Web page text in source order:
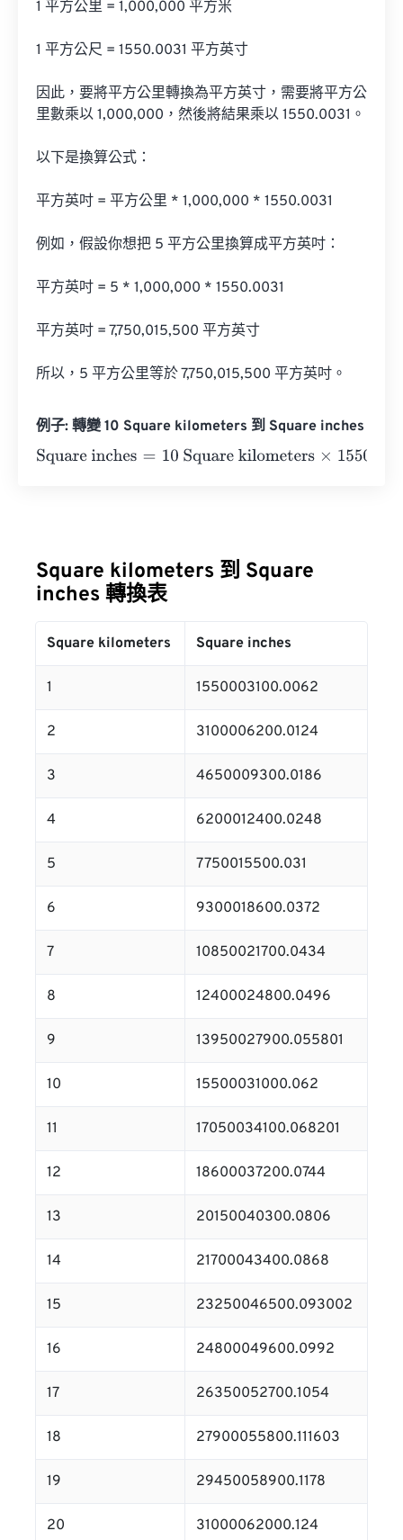
1 平方公里 = 1,000,000 平方米
1 平方公尺 = 1550.0031 平方英寸
因此，要將平方公里轉換為平方英寸，需要將平方公
里數乘以 1,000,000，然後將結果乘以 1550.0031。
以下是換算公式：
平方英吋 = 平方公里 * 1,000,000 * 1550.0031
例如，假設你想把 5 平方公里換算成平方英吋：
平方英吋 = 5 * 1,000,000 * 1550.0031
平方英吋 = 7,750,015,500 平方英寸
所以，5 平方公里等於 7,750,015,500 平方英吋。
例子: 轉變 10 Square kilometers 到 Square inches
Square inches= 10 Square kilometers×
Square kilometers 到 Square
inches 轉換表
Square kilometers Square inches
1 1550003100.0062
2 3100006200.0124
3 4650009300.0186
4 6200012400.0248
5 7750015500.031
6 9300018600.0372
7 10850021700.0434
8 12400024800.0496
9 13950027900.055801
10 15500031000.062
11 17050034100.068201
12 18600037200.0744
13 20150040300.0806
14 21700043400.0868
15 23250046500.093002
16 24800049600.0992
17 26350052700.1054
18 27900055800.111603
19 29450058900.1178
20 31000062000.124